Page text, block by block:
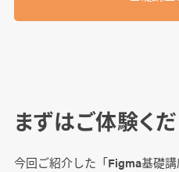
まずはご体験くだ
今回ご紹介した「Figma基礎